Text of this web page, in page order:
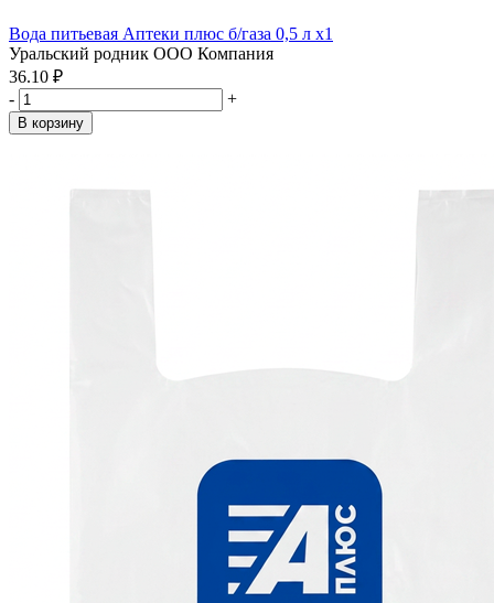
Вода питьевая Аптеки плюс б/газа 0,5 л x1
Уральский родник ООО Компания
36.10 ₽
-
+
В корзину